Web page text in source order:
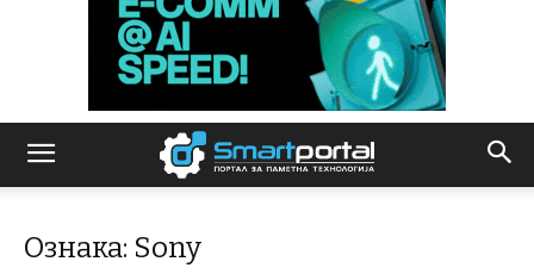
Ознака: Sony